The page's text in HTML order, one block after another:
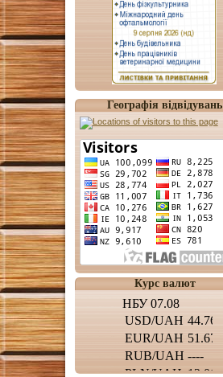
Географія відвідувань
Курс валют